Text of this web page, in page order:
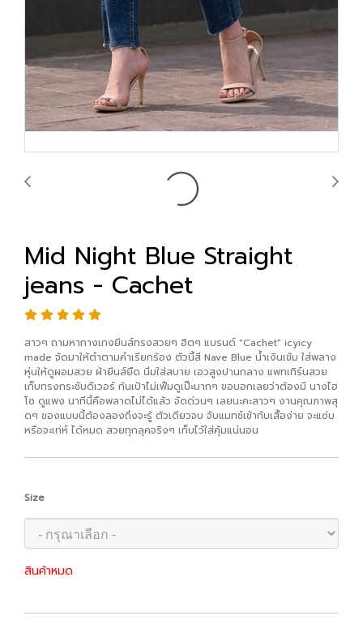
Mid Night Blue Straight
jeans - Cachet
สาวๆ ถามหากางเกงยีนส์ทรงสวยๆ ฮิตๆ แบรนด์ "Cachet" icyicy
made จัดมาให้ตำตามคำเรียกร้อง ตัวนี้สี Nave Blue น้ำเงินเข้ม ใส่พลาง
หุ่นให้ดูผอมสวย ผ้ายีนส์ยืด นิ่มใส่สบาย เอวสูงปานกลาง แพทเทิร์นสวย
เก็บทรงกระชับดีเวอร์ ก้นเป้าไม่เฟิ้มดูเป๊ะมากๆ ขอบอกเลยว่าต้องมี นางไฮ
โซ ดูแพง นาทีนี้คือพลาดไม่ได้แล้ว จัดด่วนๆ เลยนะคะสาวๆ งานคุณภาพสุ
ดๆ ของแบบนี้ต้องลองถึงจะรู้ ตัวเดียวจบ จับแมทช์เข้ากับเสื้อง่าย จะแซ่บ
หรือจะเท่ห์ ได้หมด สวยทุกลุคจริงๆ เก็บไว้ใส่คุ้มแน่นอน
Size
สินค้าหมด